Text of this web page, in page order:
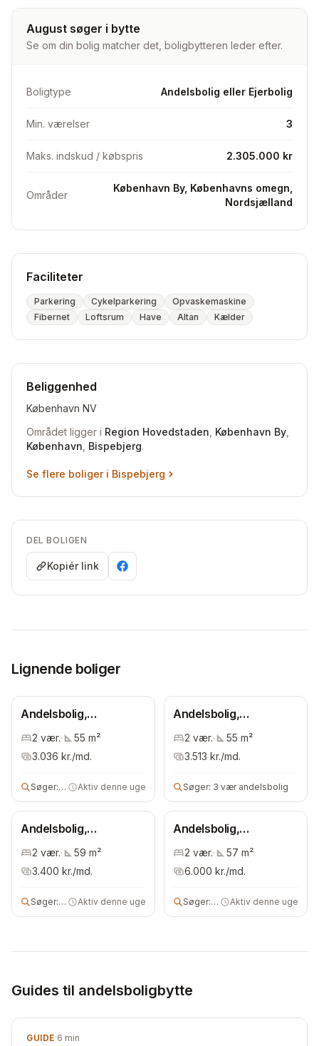
August søger i bytte
Se om din bolig matcher det, boligbytteren leder efter.
Boligtype Andelsbolig eller Ejerbolig
Min. værelser 3
Maks. indskud / købspris 2.305.000 kr
Områder
København By, Københavns omegn,
Nordsjælland
Faciliteter
Parkering Cykelparkering
Opvaskemaskine
Fibernet
Loftsrum Have Altan Kælder
Beliggenhed
København NV
Området ligger i Region Hovedstaden København By
København Bispebjerg.
Se flere boliger i Bispebjerg
DEL BOLIGEN
Kopiér link
Lignende boliger
Andelsbolig,
Bispebjerg
2 vær.· 55 m²
3.036 kr./md.
Søger:3 vær andelsbolig
Aktiv denne uge
Andelsbolig,
Bispebjerg
2 vær.· 55 m²
3.513 kr./md.
Søger: 3 vær andelsbolig
Andelsbolig,
Bispebjerg
2 vær.· 59 m²
3.400 kr./md.
Søger:3 vær andelsbolig
Aktiv denne uge
Andelsbolig,
Bispebjerg
2 vær.· 57 m²
6.000 kr./md.
Søger:andels- eller ejerbolig
Aktiv denne uge
Guides til andelsboligbytte
GUIDE·6 min